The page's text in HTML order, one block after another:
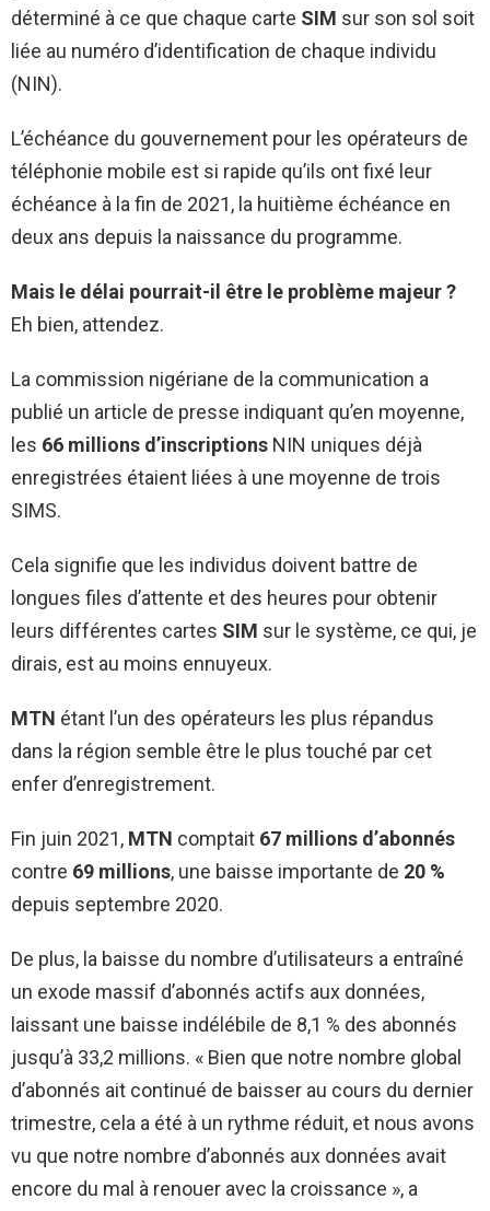
déterminé à ce que chaque carte SIM sur son sol soit
liée au numéro d’identification de chaque individu
(NIN).
L’échéance du gouvernement pour les opérateurs de
téléphonie mobile est si rapide qu’ils ont fixé leur
échéance à la fin de 2021, la huitième échéance en
deux ans depuis la naissance du programme.
Mais le délai pourrait-il être le problème majeur ?
Eh bien, attendez.
La commission nigériane de la communication a
publié un article de presse indiquant qu’en moyenne,
les 66 millions d’inscriptions NIN uniques déjà
enregistrées étaient liées à une moyenne de trois
SIMS.
Cela signifie que les individus doivent battre de
longues files d’attente et des heures pour obtenir
leurs différentes cartes SIM sur le système, ce qui, je
dirais, est au moins ennuyeux.
MTN étant l’un des opérateurs les plus répandus
dans la région semble être le plus touché par cet
enfer d’enregistrement.
Fin juin 2021, MTN comptait 67 millions d’abonnés
contre 69 millions, une baisse importante de 20 %
depuis septembre 2020.
De plus, la baisse du nombre d’utilisateurs a entraîné
un exode massif d’abonnés actifs aux données,
laissant une baisse indélébile de 8,1 % des abonnés
jusqu’à 33,2 millions. « Bien que notre nombre global
d’abonnés ait continué de baisser au cours du dernier
trimestre, cela a été à un rythme réduit, et nous avons
vu que notre nombre d’abonnés aux données avait
encore du mal à renouer avec la croissance », a